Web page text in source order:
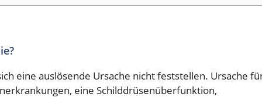
eine auslösende Ursache nicht feststellen. Ursache
eine Schilddrüsenüberfunktion,